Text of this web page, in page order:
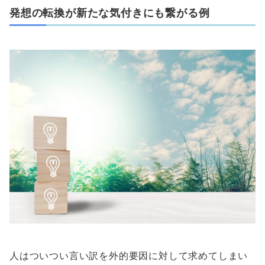
発想の転換が新たな気付きにも繋がる例
人はついつい言い訳を外的要因に対して求めてしまい